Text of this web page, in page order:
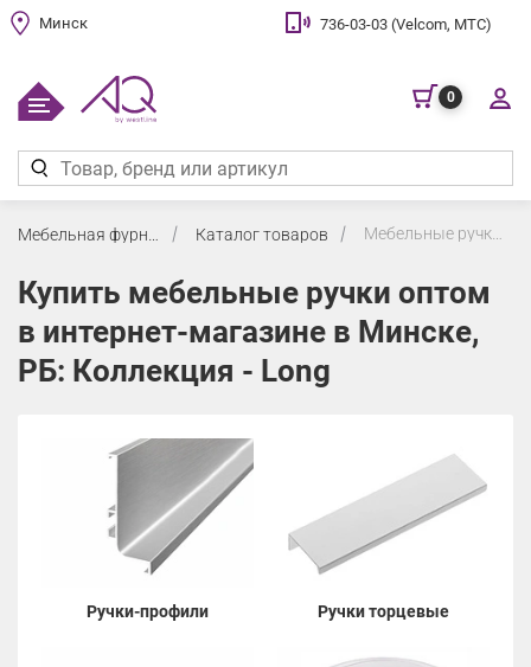
Минск 736-03-03 (Velcom, МТС)
0
Каталог товаров
Купить мебельные ручки оптом
в интернет-магазине в Минске,
РБ: Коллекция - Long
Ручки-профили Ручки торцевые